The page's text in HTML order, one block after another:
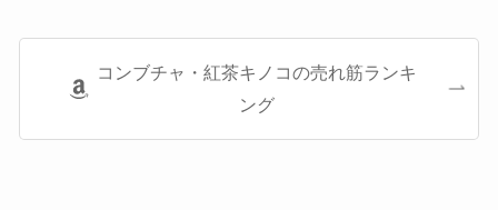
コンブチャ・紅茶キノコの売れ筋ランキ
ング